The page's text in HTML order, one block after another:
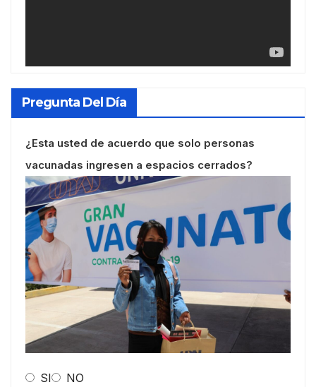
Pregunta Del Día
¿Esta usted de acuerdo que solo personas
vacunadas ingresen a espacios cerrados?
SI NO